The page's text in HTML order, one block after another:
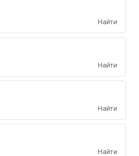
Найти
Найти
Найти
Найти